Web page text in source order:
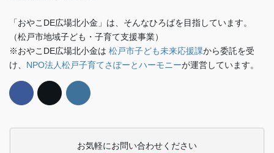
「おやこDE広場北小金」は、そんなひろばを目指しています。
（松戸市地域子ども・子育て支援事業）
※おやこDE広場北小金は 松戸市子ども未来応援課から委託を受
け、 NPO法人松戸子育てさぽーとハーモニーが運営しています。
お気軽にお問い合わせください